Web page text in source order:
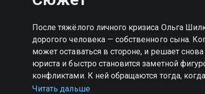
После тяжёлого личного кризиса Ольга
дорогого человека — собственного сына.
может оставаться в стороне, и решает
юриста и быстро становится заметной
конфликтами. К ней обращаются тогда,
почти невозможно. Она умеет находить
Читать дальше